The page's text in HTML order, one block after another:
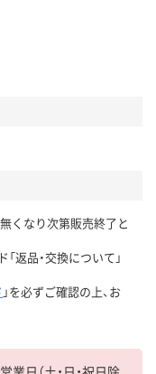
くなり次第販売終了と
返品・交換について」
」を必ずご確認の上、お